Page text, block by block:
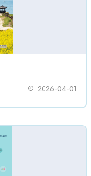
2026-04-01